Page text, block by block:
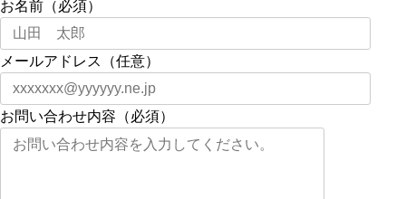
お名前（必須）
メールアドレス（任意）
お問い合わせ内容（必須）